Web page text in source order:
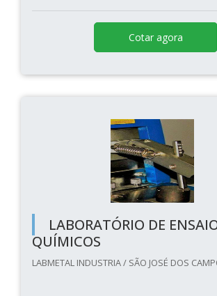
Cotar agora
LABORATÓRIO DE
QUÍMICOS
LABMETAL INDUSTRIA / SÃO JOSÉ DOS